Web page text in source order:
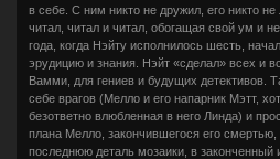
в себе. С ним никто не дружил, его никто
читал, читал и читал, обогащая свой ум и
года, когда Нэйту исполнилось шесть,
эрудицию и знания. Нэйт «сделал» всех и
Вамми, для гениев и будущих детективов.
себе врагов (Мелло и его напарник Мэтт,
безответно влюбленная в него Линда) и
плана Мелло, закончившегося его смертью,
последнюю деталь мозаики, в